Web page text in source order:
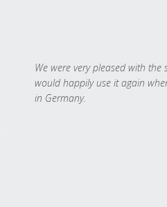
We were very pleased with the
would happily use it again
in Germany.